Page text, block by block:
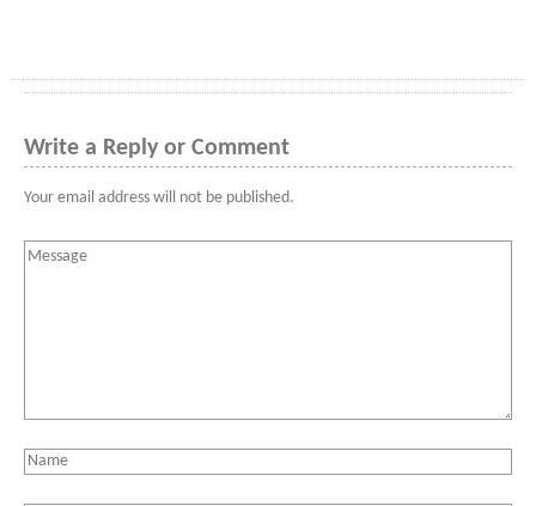
Write a Reply or Comment
Your email address will not be published.